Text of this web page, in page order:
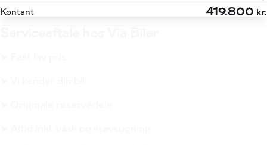
Kontant
419.800 kr.